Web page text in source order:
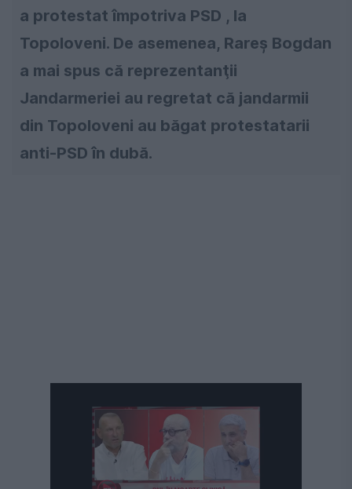
a protestat împotriva PSD , la
Topoloveni. De asemenea, Rareş Bogdan
a mai spus că reprezentanţii
Jandarmeriei au regretat că jandarmii
din Topoloveni au băgat protestatarii
anti-PSD în dubă.